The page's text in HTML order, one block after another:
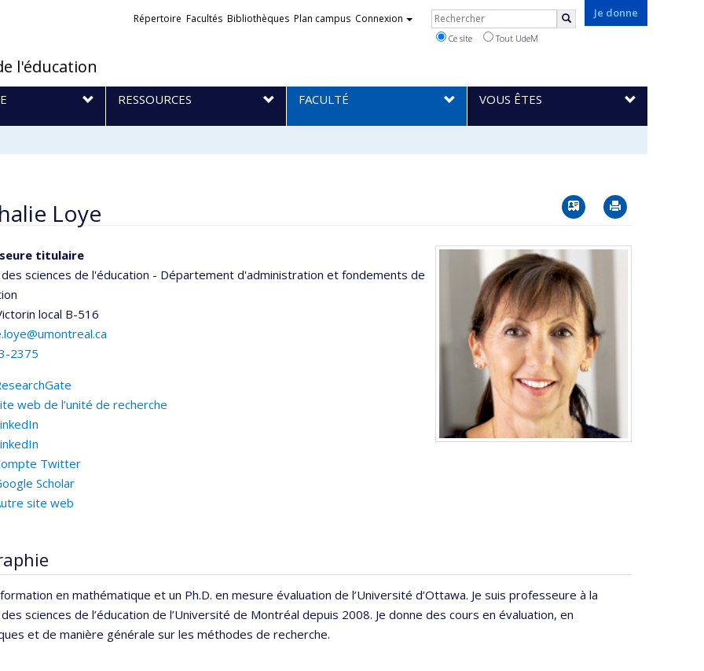
l'éducation
Je donne
Liens
Répertoire Facultés Bibliothèques Plan campus Connexion Rechercher
Ce site Tout UdeM
RESSOURCES FACULTÉ VOUS ÊTES
Loye Vcard
titulaire
des sciences de l'éducation - Département d'administration et fondements de
local B-516
2375
web de l’unité de recherche
Twitter
Scholar
site web
formation en mathématique et un Ph.D. en mesure évaluation de l’Université d’Ottawa. Je suis professeure à la
sciences de l’éducation de l’Université de Montréal depuis 2008. Je donne des cours en évaluation, en
et de manière générale sur les méthodes de recherche.